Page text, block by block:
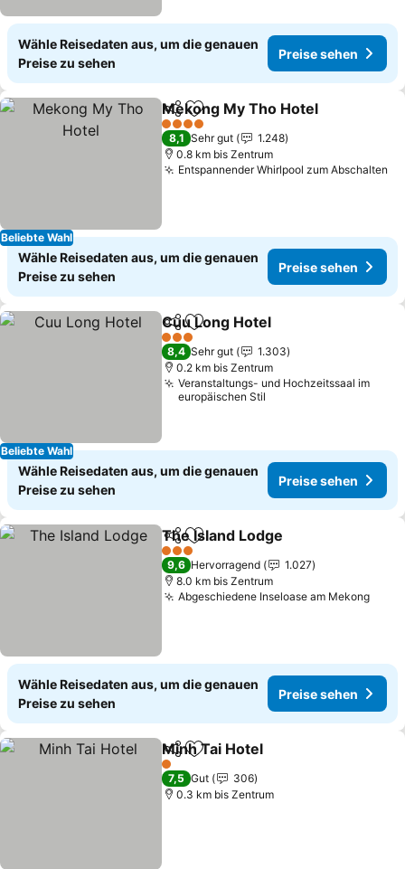
Wähle Reisedaten aus, um die genauen
Preise zu sehen
Preise sehen
Beliebte Wahl
TeilenZu Favoriten hinzufügen
Mekong My Tho Hotel
4 Sterne
8,1 Sehr gut
1.248
0.8 km bis Zentrum
Entspannender Whirlpool zum Abschalten
Wähle Reisedaten aus, um die genauen
Preise zu sehen
Preise sehen
Beliebte Wahl
TeilenZu Favoriten hinzufügen
Cuu Long Hotel
3 Sterne
8,4 Sehr gut
1.303
0.2 km bis Zentrum
Veranstaltungs- und Hochzeitssaal im
europäischen Stil
Wähle Reisedaten aus, um die genauen
Preise zu sehen
Preise sehen
TeilenZu Favoriten hinzufügen
The Island Lodge
3 Sterne
9,6 Hervorragend
1.027
8.0 km bis Zentrum
Abgeschiedene Inseloase am Mekong
Wähle Reisedaten aus, um die genauen
Preise zu sehen
Preise sehen
TeilenZu Favoriten hinzufügen
Minh Tai Hotel
1 Sterne
7,5 Gut
306
0.3 km bis Zentrum